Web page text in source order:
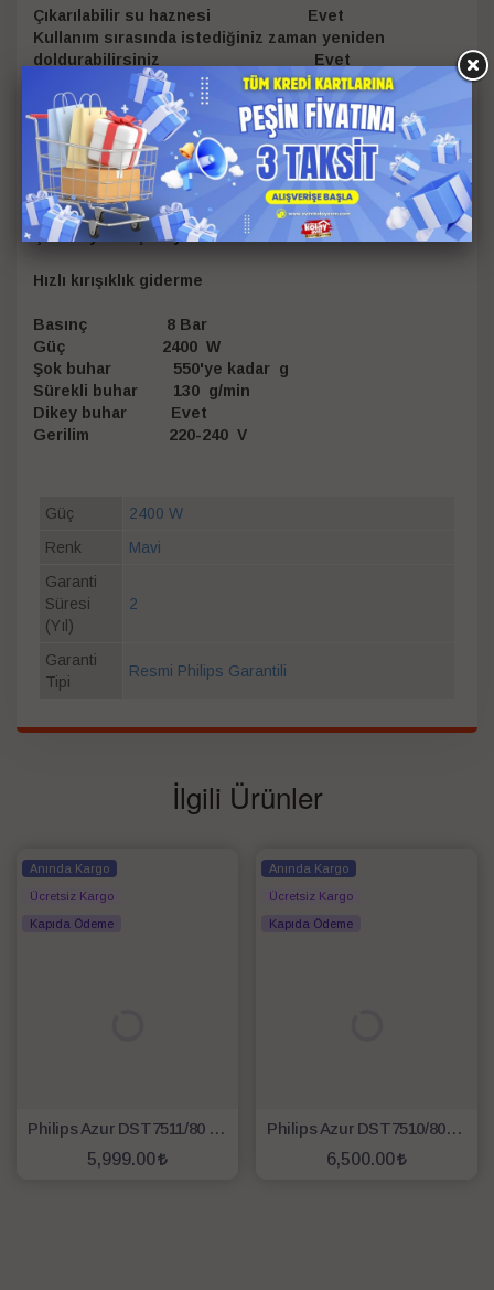
Çıkarılabilir su haznesi Evet
Kullanım sırasında istediğiniz zaman yeniden
doldurabilirsiniz Evet
Musluk suyu kullanılabilir Evet
Güç kablosu uzunluğu 1,65 m
Damlama Önleyici Evet
Hortum uzunluğu 1,6 m
Hassas buhar ucu Evet
Kolay kurulum ve saklama Kompakt tasarım
Kullanıma hazır Ses göstergesi
Çizilmeye karşı dayanıklı taban 5 stars
Hızlı kırışıklık giderme
Basınç 8 Bar
Güç 2400 W
Şok buhar 550'ye kadar g
Sürekli buhar 130 g/min
Dikey buhar Evet
Gerilim 220-240 V
Güç
2400 W
Renk
Mavi
Garanti
Süresi
(Yıl)
2
Garanti
Tipi
Resmi Philips Garantili
İlgili Ürünler
Anında Kargo
Ücretsiz Kargo
Kapıda Ödeme
Philips Azur DST7511/80 7500 Serisi 3200 W Buharlı Ütü Siyah
5,999.00
Anında Kargo
Ücretsiz Kargo
Kapıda Ödeme
Philips Azur DST7510/80 7500 Serisi 3200 W Buharlı Pro Ütü
6,500.00